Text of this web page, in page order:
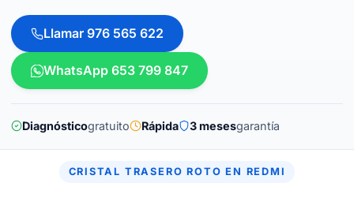
Llamar 976 565 622
WhatsApp 653 799 847
Diagnósticogratuito Rápida 3 mesesgarantía
CRISTAL TRASERO ROTO EN REDMI